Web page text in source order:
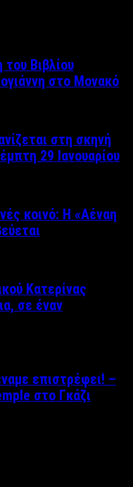
Βιβλίου
στο Μονακό
στη σκηνή
29 Ιανουαρίου
κοινό: Η «Αέναη
Κατερίνας
σε έναν
επιστρέφει! –
στο Γκάζι